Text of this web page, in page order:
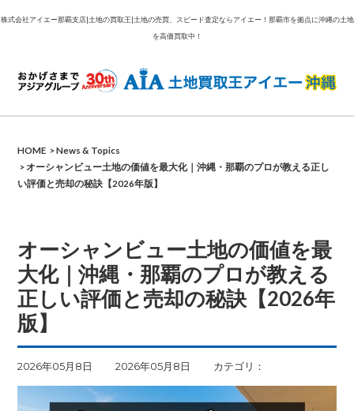
株式会社アイエー那覇支店|土地の買取王|土地の売買、スピード査定ならアイエー！那覇市を拠点に沖縄の土地
を高価買取中！
HOME
News & Topics
オーシャンビュー土地の価値を最大化｜沖縄・那覇のプロが教える正し
い評価と売却の秘訣【2026年版】
オーシャンビュー土地の価値を最
大化｜沖縄・那覇のプロが教える
正しい評価と売却の秘訣【2026年
版】
2026年05月8日 2026年05月8日 カテゴリ